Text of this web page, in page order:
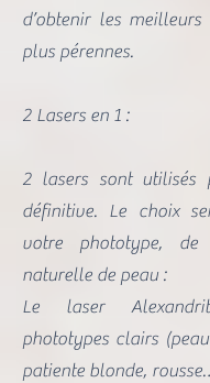
d’obtenir les
plus pérennes.
2 Lasers en 1 :
2 lasers sont utilisés
définitive. Le choix
votre phototype, de
naturelle de peau :
Le laser
phototypes clairs
patiente blonde,